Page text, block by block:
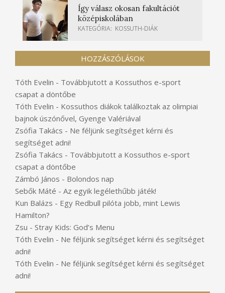
Így válasz okosan fakultációt
középiskolában
KATEGÓRIA: KOSSUTH-DIÁK
HOZZÁSZÓLÁSOK
Tóth Evelin - Továbbjutott a Kossuthos e-sport
csapat a döntőbe
Tóth Evelin - Kossuthos diákok találkoztak az olimpiai
bajnok úszónővel, Gyenge Valériával
Zsófia Takács - Ne féljünk segítséget kérni és
segítséget adni!
Zsófia Takács - Továbbjutott a Kossuthos e-sport
csapat a döntőbe
Zámbó János - Bolondos nap
Sebők Máté - Az egyik legélethűbb játék!
Kun Balázs - Egy Redbull pilóta jobb, mint Lewis
Hamilton?
Zsu - Stray Kids: God’s Menu
Tóth Evelin - Ne féljünk segítséget kérni és segítséget
adni!
Tóth Evelin - Ne féljünk segítséget kérni és segítséget
adni!